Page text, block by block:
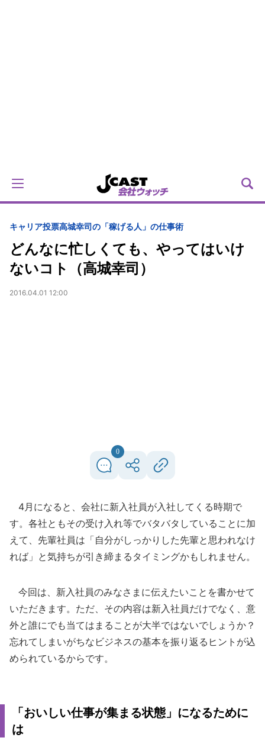
キャリア投票高城幸司の「稼げる人」の仕事術
どんなに忙しくても、やってはいけ
ないコト（高城幸司）
2016.04.01 12:00
0
4月になると、会社に新入社員が入社してくる時期で
す。各社ともその受け入れ等でバタバタしていることに加
えて、先輩社員は「自分がしっかりした先輩と思われなけ
れば」と気持ちが引き締まるタイミングかもしれません。
今回は、新入社員のみなさまに伝えたいことを書かせて
いただきます。ただ、その内容は新入社員だけでなく、意
外と誰にでも当てはまることが大半ではないでしょうか？
忘れてしまいがちなビジネスの基本を振り返るヒントが込
められているからです。
「おいしい仕事が集まる状態」になるために
は